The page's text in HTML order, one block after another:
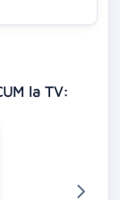
la TV: